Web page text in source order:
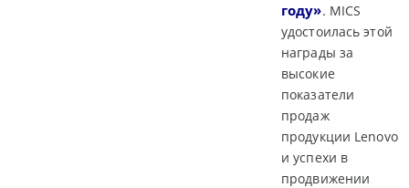
году». MICS
удостоилась этой
награды за
высокие
показатели
продаж
продукции Lenovo
и успехи в
продвижении